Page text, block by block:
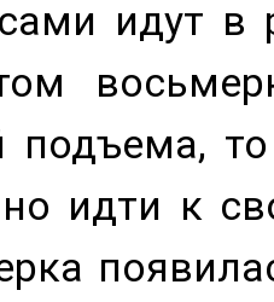
идут в
подъема,
идти к